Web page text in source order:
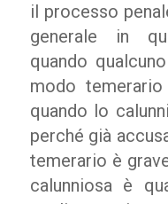
il processo
generale in
quando
modo
quando lo
perché già
temerario è
calunniosa è